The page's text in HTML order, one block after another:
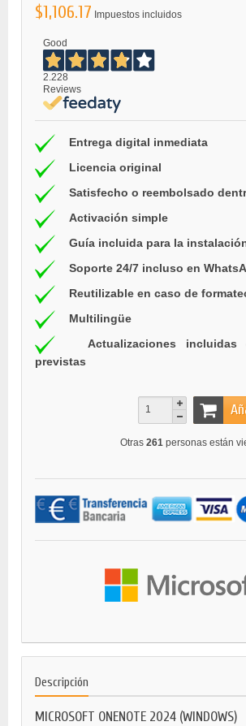
$1,106.17 Impuestos incluidos
Good
2.228
Reviews
Entrega digital inmediata
Licencia original
Satisfecho o reembolsado
Activación simple
Guía incluida para la
Soporte 24/7 incluso en
Reutilizable en caso de
Multilingüe
Actualizaciones incluidas
previstas
Otras 261 personas están
Descripción
MICROSOFT ONENOTE 2024 (WINDOWS)